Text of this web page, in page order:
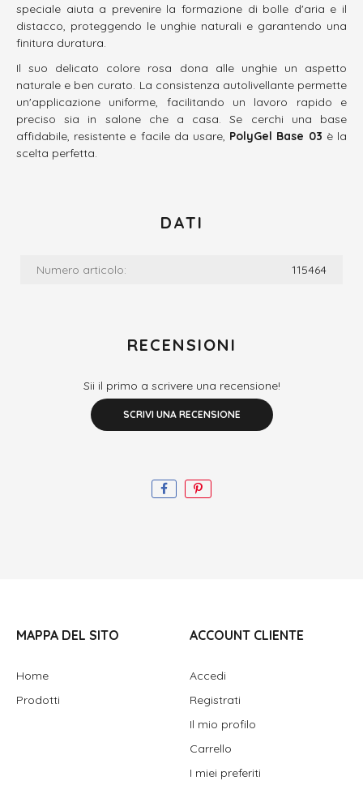
speciale aiuta a prevenire la formazione di bolle d'aria e il
distacco, proteggendo le unghie naturali e garantendo una
finitura duratura.
Il suo delicato colore rosa dona alle unghie un aspetto
naturale e ben curato. La consistenza autolivellante permette
un'applicazione uniforme, facilitando un lavoro rapido e
preciso sia in salone che a casa. Se cerchi una base
affidabile, resistente e facile da usare, PolyGel Base 03 è la
scelta perfetta.
DATI
Numero articolo: 115464
RECENSIONI
Sii il primo a scrivere una recensione!
SCRIVI UNA RECENSIONE
MAPPA DEL SITO
Home
Prodotti
ACCOUNT CLIENTE
Accedi
Registrati
Il mio profilo
Carrello
I miei preferiti